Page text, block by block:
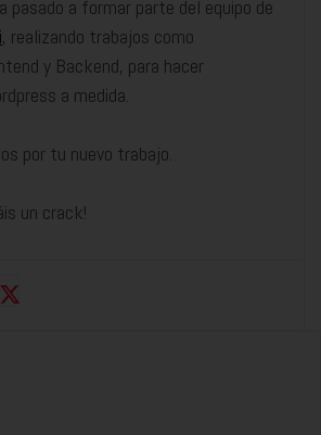
pasado a formar parte del equipo de
, realizando trabajos como
y Backend, para hacer
a medida.
por tu nuevo trabajo.
un crack!